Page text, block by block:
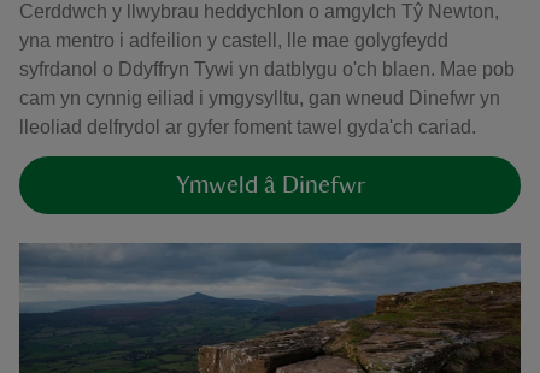
Cerddwch y llwybrau heddychlon o amgylch Tŷ Newton,
yna mentro i adfeilion y castell, lle mae golygfeydd
syfrdanol o Ddyffryn Tywi yn datblygu o'ch blaen. Mae pob
cam yn cynnig eiliad i ymgysylltu, gan wneud Dinefwr yn
lleoliad delfrydol ar gyfer foment tawel gyda'ch cariad.
Ymweld â Dinefwr